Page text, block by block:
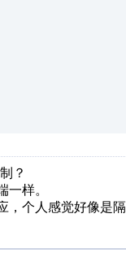
？
一样。
，个人感觉好像是